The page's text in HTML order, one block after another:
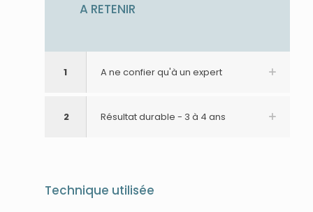
A RETENIR
1 A ne confier qu'à un expert
2 Résultat durable - 3 à 4 ans
Technique utilisée